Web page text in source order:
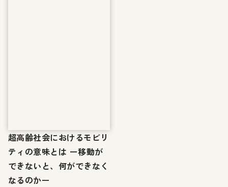
超高齢社会におけるモビリ
ティの意味とは ー移動が
できないと、何ができなく
なるのかー